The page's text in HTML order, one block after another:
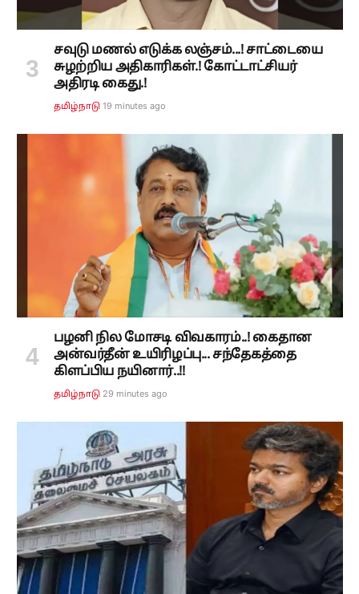
சவுடு மணல் எடுக்க லஞ்சம்...! சாட்டையை
சுழற்றிய அதிகாரிகள்.! கோட்டாட்சியர்
அதிரடி கைது.!
தமிழ்நாடு 19 minutes ago
பழனி நில மோசடி விவகாரம்..! கைதான
அன்வர்தீன் உயிரிழப்பு... சந்தேகத்தை
கிளப்பிய நயினார்..!!
தமிழ்நாடு 29 minutes ago